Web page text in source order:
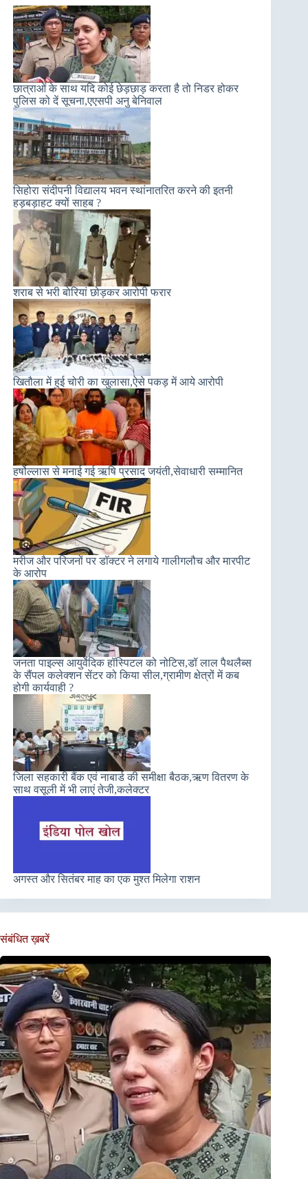
छात्राओं के साथ यदि कोई छेड़छाड़ करता है तो निडर होकर
पुलिस को दें सूचना,एएसपी अनु बेनिवाल
सिहोरा संदीपनी विद्यालय भवन स्थांनातरित करने की इतनी
हड़बड़ाहट क्यों साहब ?
शराब से भरी बोरियां छोड़कर आरोपी फरार
खितौला में हुई चोरी का खुलासा,ऐसे पकड़ में आये आरोपी
हर्षोल्लास से मनाई गई ऋषि प्रसाद जयंती,सेवाधारी सम्मानित
मरीज और परिजनों पर डॉक्टर ने लगाये गालीगलौच और मारपीट
के आरोप
जनता पाइल्स आयुर्वेदिक हॉस्पिटल को नोटिस,डॉ लाल पैथलैब्स
के सैंपल कलेक्शन सेंटर को किया सील,ग्रामीण क्षेत्रों में कब
होगी कार्यवाही ?
जिला सहकारी बैंक एवं नाबार्ड की समीक्षा बैठक,ऋण वितरण के
साथ वसूली में भी लाएं तेजी,कलेक्टर
अगस्त और सितंबर माह का एक मुश्त मिलेगा राशन
संबंधित ख़बरें